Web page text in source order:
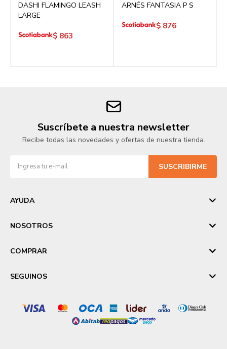
DASHI FLAMINGO LEASH
LARGE
$ 863
ARNÉS FANTASIA P S
$ 876
Suscríbete a nuestra newsletter
Recibe todas las novedades y ofertas de nuestra tienda.
SUSCRIBIRME
AYUDA
NOSOTROS
COMPRAR
SEGUINOS